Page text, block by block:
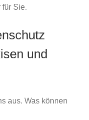
Sie.
und
aus. Was können